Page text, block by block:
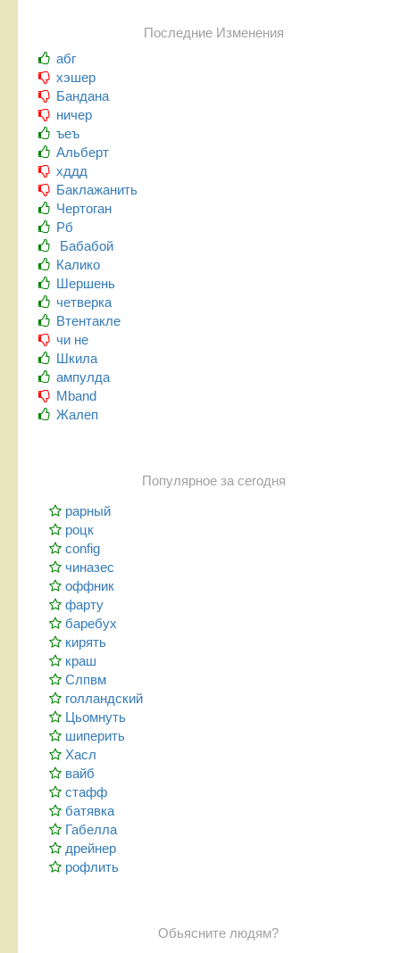
Последние Изменения
абг
хэшер
Бандана
ничер
ъеъ
Альберт
хддд
Баклажанить
Чертоган
Рб
Бабабой
Калико
Шершень
четверка
Втентакле
чи не
Шкила
ампулда
Mband
Жалеп
Популярное за сегодня
рарный
роцк
config
чиназес
оффник
фарту
баребух
кирять
краш
Слпвм
голландский
Цьомнуть
шиперить
Хасл
вайб
стафф
батявка
Габелла
дрейнер
рофлить
Обьясните людям?